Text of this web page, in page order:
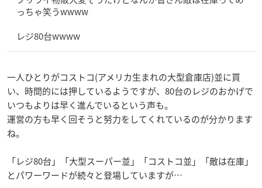
っちゃ笑うwwww
レジ80台wwww
一人ひとりがコストコ(アメリカ生まれの大型倉庫店)並に買
い、時間的には押しているようですが、80台のレジのおかげで
いつもよりは早く進んでいるという声も。
運営の方も早く回そうと努力をしてくれているのが分かります
ね。
「レジ80台」「大型スーパー並」「コストコ並」「敵は在庫」
とパワーワードが続々と登場していますが…